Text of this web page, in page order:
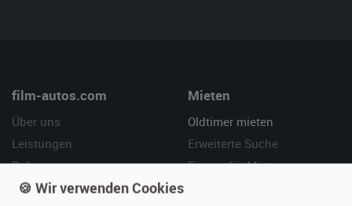
film-autos.com
Über uns
Leistungen
Referenzen
Kundenmeinungen
Mieten
Oldtimer mieten
Erweiterte Suche
Fragen für Mieter
🍪 Wir verwenden Cookies